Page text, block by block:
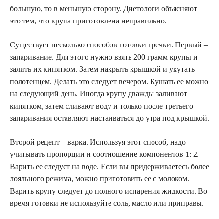
большую, то в меньшую сторону. Диетологи объясняют
это тем, что крупа приготовлена неправильно.
Существует несколько способов готовки гречки. Первый –
запаривание. Для этого нужно взять 200 грамм крупы и
залить их кипятком. Затем накрыть крышкой и укутать
полотенцем. Делать это следует вечером. Кушать ее можно
на следующий день. Иногда крупу дважды заливают
кипятком, затем сливают воду и только после третьего
запаривания оставляют настаиваться до утра под крышкой.
Второй рецепт – варка. Используя этот способ, надо
учитывать пропорции и соотношение компонентов 1: 2.
Варить ее следует на воде. Если вы придерживаетесь более
лояльного режима, можно приготовить ее с молоком.
Варить крупу следует до полного испарения жидкости. Во
время готовки не используйте соль, масло или приправы.